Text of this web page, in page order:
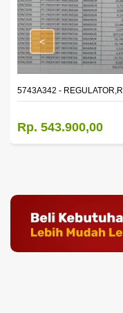
WINDOW,LH
5743A342 -
Rp. 543.900,00
<